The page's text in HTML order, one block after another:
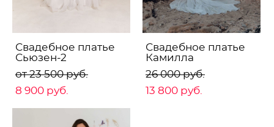
Свадебное платье
Сьюзен-2
от 23 500 pуб.
8 900 pуб.
Свадебное платье
Камилла
26 000 pуб.
13 800 pуб.